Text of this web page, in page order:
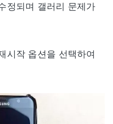
정되며 갤러리 문제가
시작 옵션을 선택하여